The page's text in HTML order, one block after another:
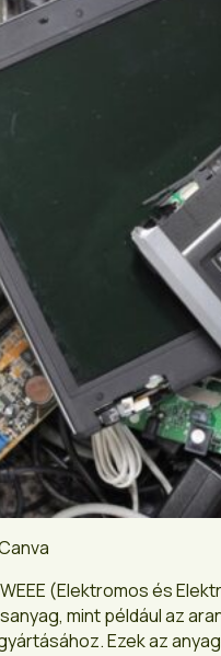
(Elektromos és
mint például az
Ezek az